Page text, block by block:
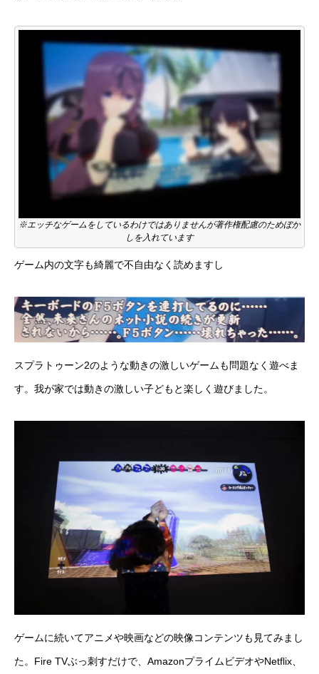
※エッチなゲームをしているわけではありませんが著作権配慮のためぼか
しを入れています
ゲーム内の文字も綺麗で不自由なく読めますし
スプラトゥーン2のような動きの激しいゲームも問題なく遊べま
す。我が家では動きの激しい子どもと楽しく遊びました。
ゲームに続いてアニメや映画などの映像コンテンツも見てみまし
た。 Fire TVぶっ刺すだけで、AmazonプライムビデオやNetflix、